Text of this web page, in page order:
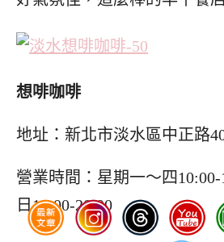
想啡咖啡
地址：新北市淡水區中正路
營業時間：星期一～四
日10:00-20:00